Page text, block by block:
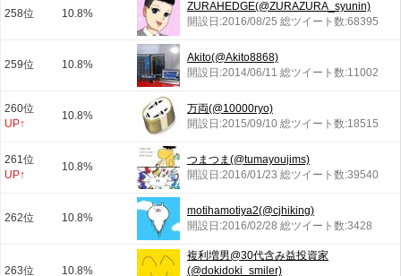
258位 10.8%
ZURAHEDGE(@ZURAZURA_syunin)
開設日:2016/08/25 総ツイート数:68395
259位 10.8%
Akito(@Akito8868)
開設日:2014/06/11 総ツイート数:11002
260位
UP↑
10.8%
万両(@10000ryo)
開設日:2015/09/10 総ツイート数:18515
261位
UP↑
10.8%
つまつま(@tumayoujims)
開設日:2016/01/23 総ツイート数:39540
262位 10.8%
motihamotiya2(@cjhiking)
開設日:2016/02/28 総ツイート数:3428
263位 10.8%
複利増男@30代含み益投資家
(@dokidoki_smiler)